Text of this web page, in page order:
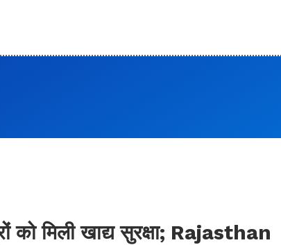
को मिली खाद्य सुरक्षा; Rajasthan